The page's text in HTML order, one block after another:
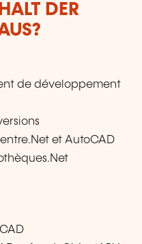
DER
de développement
et AutoCAD